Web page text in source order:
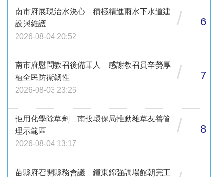
南市府展現治水決心 積極精進雨水下水道建
設與維護
2026-08-04 20:52
/ 6
南市府慰問教召後備軍人 感謝教召員辛勞厚
植全民防衛韌性
2026-08-03 23:26
/ 7
拒用化學除草劑 南投環保局推動雜草友善管
理示範區
2026-08-04 13:17
/ 8
苗縣府召開縣務會議 鍾東錦強調場館朝完工